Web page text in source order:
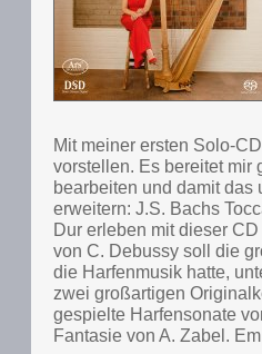
Mit meiner ersten Solo-
vorstellen. Es bereitet mir
bearbeiten und damit das
erweitern: J.S. Bachs
Dur erleben mit dieser
von C. Debussy soll die
die Harfenmusik hatte,
zwei großartigen
gespielte Harfensonate
Fantasie von A. Zabel.